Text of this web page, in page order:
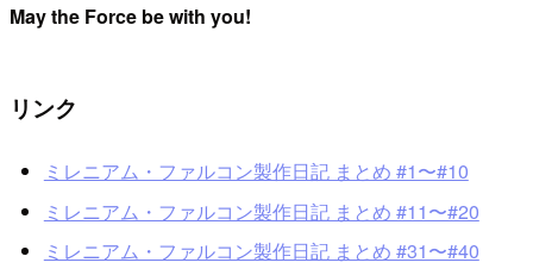
May the Force be with you!
リンク
ミレニアム・ファルコン製作日記 まとめ #1〜#10
ミレニアム・ファルコン製作日記 まとめ #11〜#20
ミレニアム・ファルコン製作日記 まとめ #31〜#40